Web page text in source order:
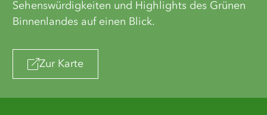
Sehenswürdigkeiten und Highlights des Grünen
Binnenlandes auf einen Blick.
Zur Karte